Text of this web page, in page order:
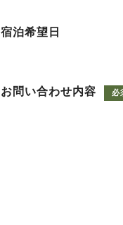
宿泊希望日
お問い合わせ内容 必